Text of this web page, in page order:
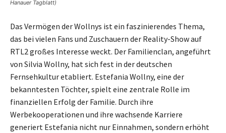
Hanauer Tagblatt)
Das Vermögen der Wollnys ist ein faszinierendes Thema,
das bei vielen Fans und Zuschauern der Reality-Show auf
RTL2 großes Interesse weckt. Der Familienclan, angeführt
von Silvia Wollny, hat sich fest in der deutschen
Fernsehkultur etabliert. Estefania Wollny, eine der
bekanntesten Töchter, spielt eine zentrale Rolle im
finanziellen Erfolg der Familie. Durch ihre
Werbekooperationen und ihre wachsende Karriere
generiert Estefania nicht nur Einnahmen, sondern erhöht